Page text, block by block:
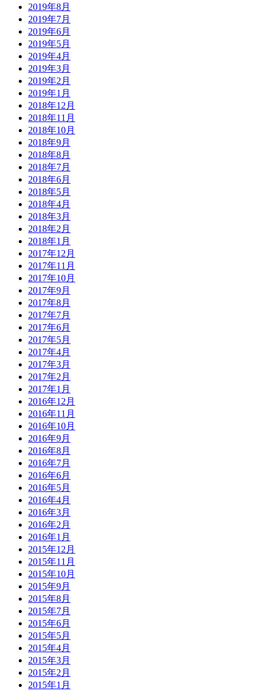
2019年8月
2019年7月
2019年6月
2019年5月
2019年4月
2019年3月
2019年2月
2019年1月
2018年12月
2018年11月
2018年10月
2018年9月
2018年8月
2018年7月
2018年6月
2018年5月
2018年4月
2018年3月
2018年2月
2018年1月
2017年12月
2017年11月
2017年10月
2017年9月
2017年8月
2017年7月
2017年6月
2017年5月
2017年4月
2017年3月
2017年2月
2017年1月
2016年12月
2016年11月
2016年10月
2016年9月
2016年8月
2016年7月
2016年6月
2016年5月
2016年4月
2016年3月
2016年2月
2016年1月
2015年12月
2015年11月
2015年10月
2015年9月
2015年8月
2015年7月
2015年6月
2015年5月
2015年4月
2015年3月
2015年2月
2015年1月